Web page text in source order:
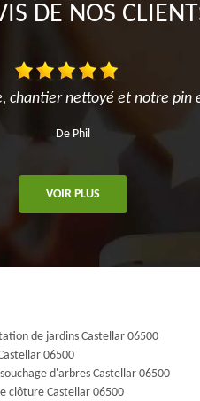
DE NOS
chantier nettoyé et notre pin
De Phil
VOIR PLUS
de jardins Castellar 06500
06500
d'arbres Castellar 06500
clôture Castellar 06500